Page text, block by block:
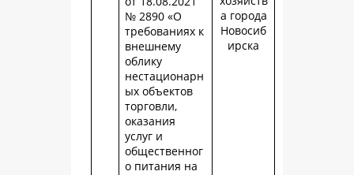
а города
Новосиб
ирска
№ 2890 «О
требованиях к
внешнему
облику
нестационарн
ых объектов
торговли,
оказания
услуг и
общественног
о питания на